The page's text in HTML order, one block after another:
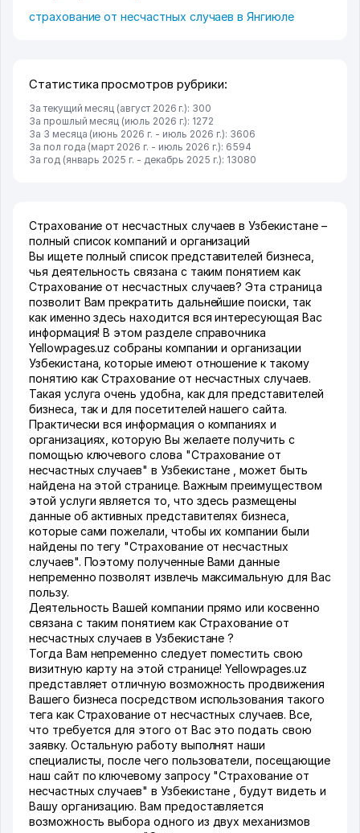
страхование от несчастных случаев в Янгиюле
Статистика просмотров рубрики:
За текущий месяц (август 2026 г.): 300
За прошлый месяц (июль 2026 г.): 1272
За 3 месяца (июнь 2026 г. - июль 2026 г.): 3606
За пол года (март 2026 г. - июль 2026 г.): 6594
За год (январь 2025 г. - декабрь 2025 г.): 13080
Страхование от несчастных случаев в Узбекистане –
полный список компаний и организаций
Вы ищете полный список представителей бизнеса,
чья деятельность связана с таким понятием как
Страхование от несчастных случаев? Эта страница
позволит Вам прекратить дальнейшие поиски, так
как именно здесь находится вся интересующая Вас
информация! В этом разделе справочника
Yellowpages.uz собраны компании и организации
Узбекистана, которые имеют отношение к такому
понятию как Страхование от несчастных случаев.
Такая услуга очень удобна, как для представителей
бизнеса, так и для посетителей нашего сайта.
Практически вся информация о компаниях и
организациях, которую Вы желаете получить с
помощью ключевого слова "Страхование от
несчастных случаев" в Узбекистане , может быть
найдена на этой странице. Важным преимуществом
этой услуги является то, что здесь размещены
данные об активных представителях бизнеса,
которые сами пожелали, чтобы их компании были
найдены по тегу "Страхование от несчастных
случаев". Поэтому полученные Вами данные
непременно позволят извлечь максимальную для Вас
пользу.
Деятельность Вашей компании прямо или косвенно
связана с таким понятием как Страхование от
несчастных случаев в Узбекистане ?
Тогда Вам непременно следует поместить свою
визитную карту на этой странице! Yellowpages.uz
представляет отличную возможность продвижения
Вашего бизнеса посредством использования такого
тега как Страхование от несчастных случаев. Все,
что требуется для этого от Вас это подать свою
заявку. Остальную работу выполнят наши
специалисты, после чего пользователи, посещающие
наш сайт по ключевому запросу "Страхование от
несчастных случаев" в Узбекистане , будут видеть и
Вашу организацию. Вам предоставляется
возможность выбора одного из двух механизмов